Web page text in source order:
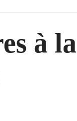
à la